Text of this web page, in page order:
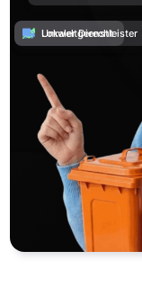
Umweltgerecht
Lokaler Dienstleister